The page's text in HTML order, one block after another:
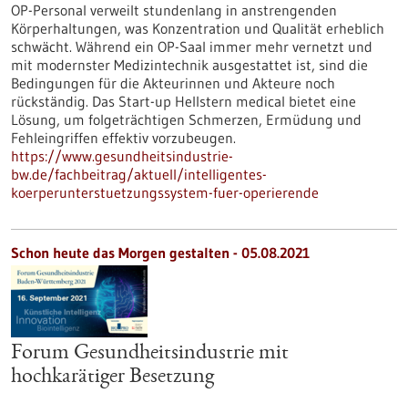
OP-Personal verweilt stundenlang in anstrengenden
Körperhaltungen, was Konzentration und Qualität erheblich
schwächt. Während ein OP-Saal immer mehr vernetzt und
mit modernster Medizintechnik ausgestattet ist, sind die
Bedingungen für die Akteurinnen und Akteure noch
rückständig. Das Start-up Hellstern medical bietet eine
Lösung, um folgeträchtigen Schmerzen, Ermüdung und
Fehleingriffen effektiv vorzubeugen.
https://www.gesundheitsindustrie-
bw.de/fachbeitrag/aktuell/intelligentes-
koerperunterstuetzungssystem-fuer-operierende
Schon heute das Morgen gestalten - 05.08.2021
Forum Gesundheitsindustrie mit
hochkarätiger Besetzung